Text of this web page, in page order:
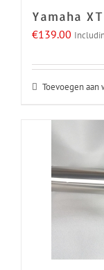
Yamaha
€139.00
Toevoegen